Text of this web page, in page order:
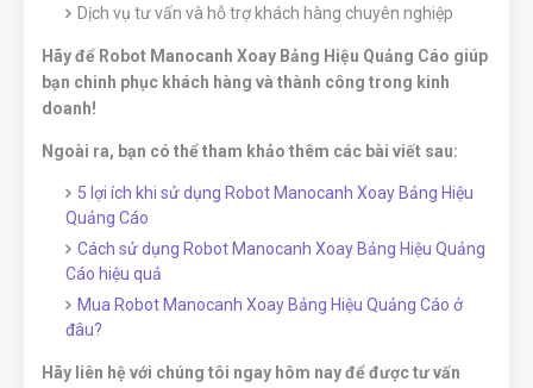
Dịch vụ tư vấn và hỗ trợ khách hàng chuyên nghiệp
Hãy để Robot Manocanh Xoay Bảng Hiệu Quảng Cáo giúp
bạn chinh phục khách hàng và thành công trong kinh
doanh!
Ngoài ra, bạn có thể tham khảo thêm các bài viết sau:
5 lợi ích khi sử dụng Robot Manocanh Xoay Bảng Hiệu
Quảng Cáo
Cách sử dụng Robot Manocanh Xoay Bảng Hiệu Quảng
Cáo hiệu quả
Mua Robot Manocanh Xoay Bảng Hiệu Quảng Cáo ở
đâu?
Hãy liên hệ với chúng tôi ngay hôm nay để được tư vấn